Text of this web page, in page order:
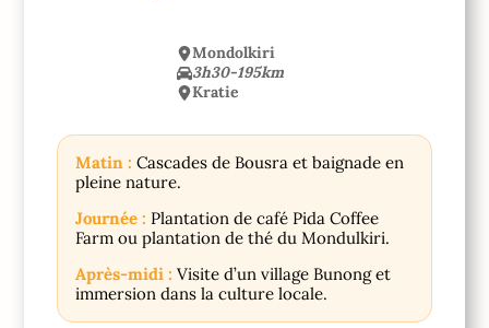
Mondolkiri
3h30-195km
Kratie
Matin : Cascades de Bousra et baignade en
pleine nature.
Journée : Plantation de café Pida Coffee
Farm ou plantation de thé du Mondulkiri.
Après-midi :Visite d’un village Bunong et
immersion dans la culture locale.